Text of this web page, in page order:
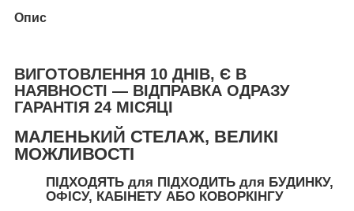
Опис
ВИГОТОВЛЕННЯ 10 ДНІВ, Є В
НАЯВНОСТІ — ВІДПРАВКА ОДРАЗУ
ГАРАНТІЯ 24 МІСЯЦІ
МАЛЕНЬКИЙ СТЕЛАЖ, ВЕЛИКІ
МОЖЛИВОСТІ
ПІДХОДЯТЬ для ПІДХОДИТЬ для БУДИНКУ,
ОФІСУ, КАБІНЕТУ АБО КОВОРКІНГУ